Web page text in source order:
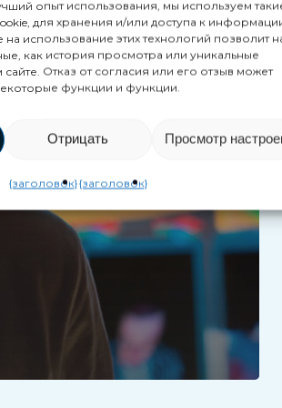
опыт использования, мы используем
для хранения и/или доступа к
на использование этих технологий позволит
как история просмотра или уникальные
Отказ от согласия или его отзыв может
функции и функции.
Отрицать Просмотр
{заголовок}{заголовок}